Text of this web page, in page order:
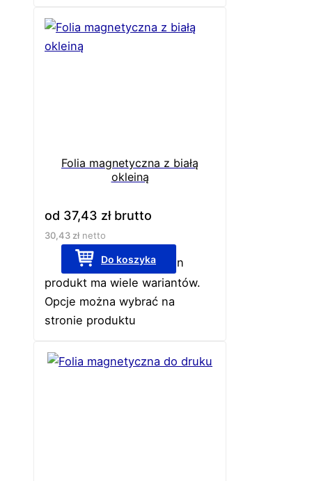
Folia magnetyczna z białą
okleiną
od 37,43 złbrutto
30,43 złnetto
Do koszyka
Ten
produkt ma wiele wariantów.
Opcje można wybrać na
stronie produktu